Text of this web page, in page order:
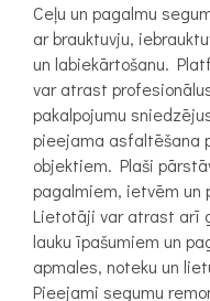
Ceļu un pagalmu
ar brauktuvju,
un labiekārtošanu.
var atrast
pakalpojumu
pieejama asfaltēšana
objektiem. Plaši
pagalmiem, ietvēm un
Lietotāji var atrast arī
lauku īpašumiem un
apmales, noteku un
Pieejami segumu